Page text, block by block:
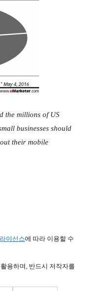
the millions of US
businesses should
their mobile
이선스에 따라 이용할 수
용하며, 반드시 저작자를